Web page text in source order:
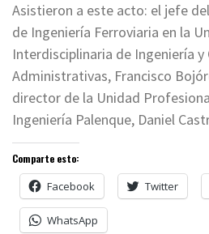
Asistieron a este acto: el jefe
de Ingeniería Ferroviaria en la
Interdisciplinaria de Ingeniería y
Administrativas, Francisco
director de la Unidad
Ingeniería Palenque, Daniel
Comparte esto:
Facebook Twitter
WhatsApp